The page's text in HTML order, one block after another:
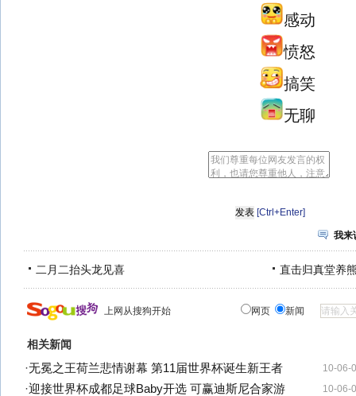
感动
愤怒
搞笑
无聊
[Ctrl+Enter]
我来
二月二抬头龙见喜 直击归真堂养
上网从搜狗开始 网页 新闻
相关新闻
10-06-
·无冕之王荷兰悲情谢幕 第11届世界杯诞生新王者
10-06-
·迎接世界杯成都足球Baby开选 可赢迪斯尼合家游